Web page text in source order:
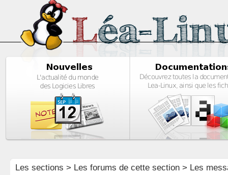
Les sections > Les forums de cette section> Les